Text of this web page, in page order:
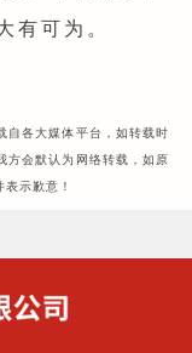
有可为。
自各大媒体平台，如转载时
方会默认为网络转载，如原
示歉意！